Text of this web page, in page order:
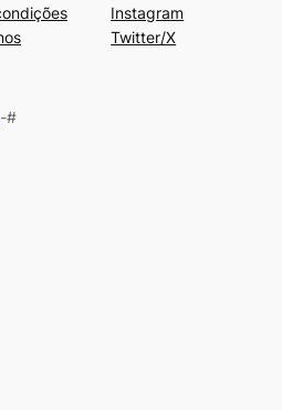
Instagram
Twitter/X
-#